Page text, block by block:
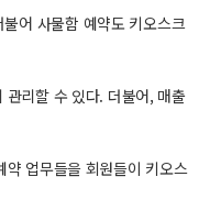
어 사물함 예약도 키오스크
리할 수 있다. 더불어, 매출
약 업무들을 회원들이 키오스